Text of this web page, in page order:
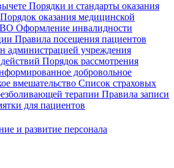
Порядки и стандарты оказания
Порядок оказания медицинской
Оформление инвалидности
Правила посещения пациентов
администрацией учреждения
Порядок рассмотрения
добровольное
вмешательство Список страховых
терапии Правила записи
для пациентов
и развитие персонала